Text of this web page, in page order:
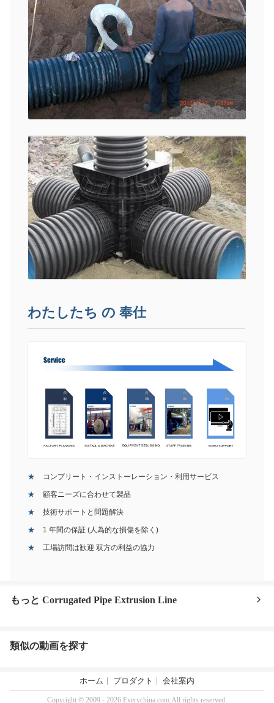
わたしたち の 奉仕
コンプリート・インストーレーション・利用サービス
顧客ニーズに合わせて製品
技術サポートと問題解決
1 年間の保証 (人為的な損傷を除く)
工場訪問は歓迎 双方の利益の協力
もっと Corrugated Pipe Extrusion Line
類似の動画を探す
ホーム プロダクト 会社案内
Copyright © 2009 - 2026 Everychina.com.All rights reserved.